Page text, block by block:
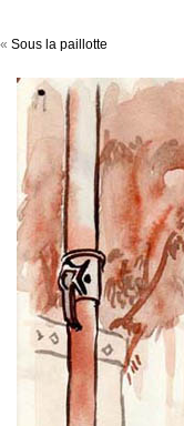
« Sous la paillotte